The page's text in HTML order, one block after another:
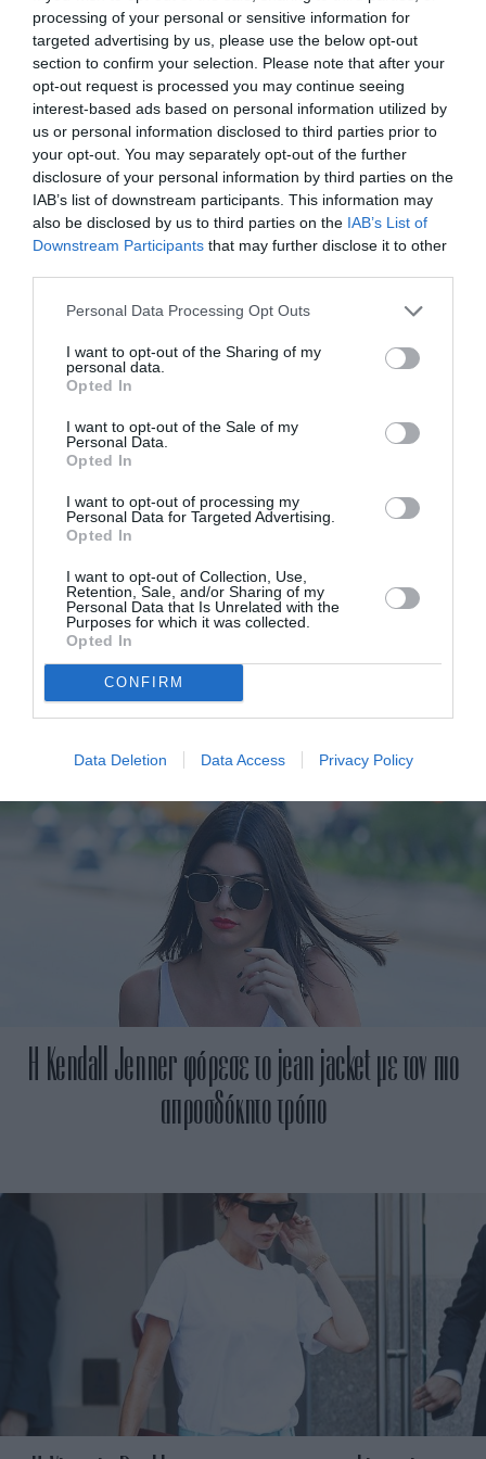
processing of your personal or sensitive information for
targeted advertising by us, please use the below opt-out
section to confirm your selection. Please note that after your
opt-out request is processed you may continue seeing
interest-based ads based on personal information utilized by
us or personal information disclosed to third parties prior to
your opt-out. You may separately opt-out of the further
disclosure of your personal information by third parties on the
IAB’s list of downstream participants. This information may
also be disclosed by us to third parties on the IAB’s List of
Downstream Participants that may further disclose it to other
Personal Data Processing Opt Outs
I want to opt-out of the Sharing of my
personal data.
Opted In
I want to opt-out of the Sale of my
Personal Data.
Opted In
I want to opt-out of processing my
Personal Data for Targeted Advertising.
Opted In
I want to opt-out of Collection, Use,
Retention, Sale, and/or Sharing of my
Personal Data that Is Unrelated with the
Purposes for which it was collected.
Opted In
CONFIRM
Data Deletion Data Access Privacy Policy
ADVERTISEMENT - CONTINUE READING BELOW
Η Olivia Palermo σχεδίασε τα κομμάτια-κλειδιά για
κάθε fashion girl
H Kendall Jenner φόρεσε το jean jacket με τον πιο
απροσδόκητο τρόπο